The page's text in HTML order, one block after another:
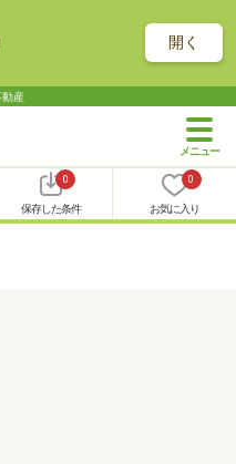
開く
動産
0
保存した条件
0
お気に入り